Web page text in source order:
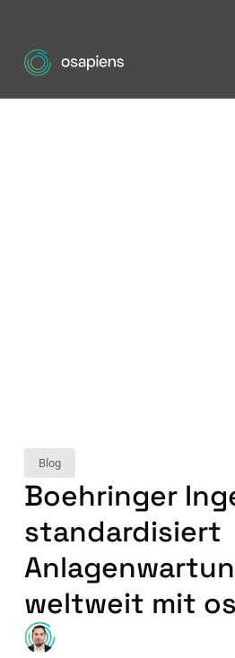
Blog
Boehringer
standardisiert
weltweit mit